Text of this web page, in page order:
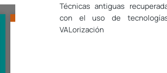
Técnicas antiguas
con el uso de
VALorización